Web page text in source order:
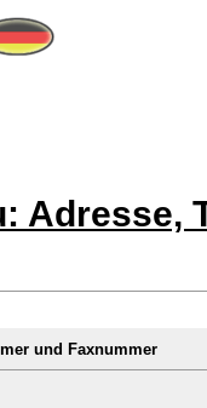
Adresse,
und Faxnummer